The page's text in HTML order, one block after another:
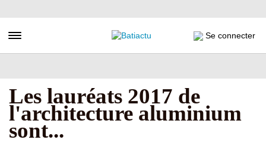
au
principal
Toggle navigation Se connecter
Les lauréats 2017 de
l'architecture aluminium
sont...